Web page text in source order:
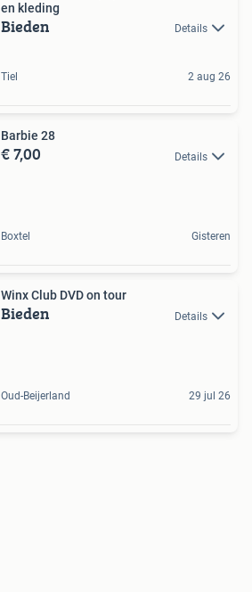
en kleding
Bieden Details
Tiel 2 aug 26
Barbie 28
€ 7,00 Details
Boxtel Gisteren
Winx Club DVD on tour
Bieden Details
Oud-Beijerland 29 jul 26